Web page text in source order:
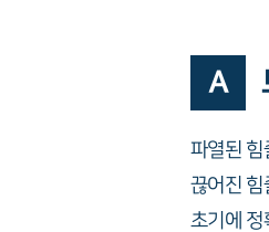
A
파열된 힘
끊어진 힘
초기에 정